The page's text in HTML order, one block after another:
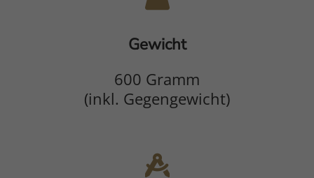
Gewicht
600 Gramm
(inkl. Gegengewicht)